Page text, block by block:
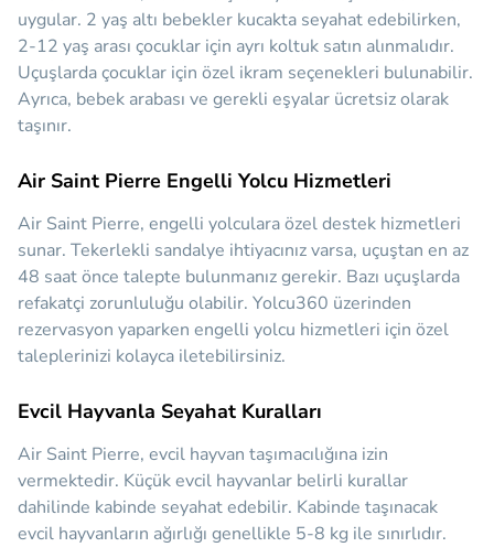
uygular. 2 yaş altı bebekler kucakta seyahat edebilirken,
2-12 yaş arası çocuklar için ayrı koltuk satın alınmalıdır.
Uçuşlarda çocuklar için özel ikram seçenekleri bulunabilir.
Ayrıca, bebek arabası ve gerekli eşyalar ücretsiz olarak
taşınır.
Air Saint Pierre Engelli Yolcu Hizmetleri
Air Saint Pierre, engelli yolculara özel destek hizmetleri
sunar. Tekerlekli sandalye ihtiyacınız varsa, uçuştan en az
48 saat önce talepte bulunmanız gerekir. Bazı uçuşlarda
refakatçi zorunluluğu olabilir. Yolcu360 üzerinden
rezervasyon yaparken engelli yolcu hizmetleri için özel
taleplerinizi kolayca iletebilirsiniz.
Evcil Hayvanla Seyahat Kuralları
Air Saint Pierre, evcil hayvan taşımacılığına izin
vermektedir. Küçük evcil hayvanlar belirli kurallar
dahilinde kabinde seyahat edebilir. Kabinde taşınacak
evcil hayvanların ağırlığı genellikle 5-8 kg ile sınırlıdır.